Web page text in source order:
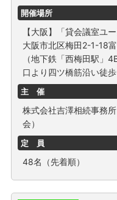
開催場所
【大阪】「貸会議室ユ
大阪市北区梅田2-1-18
（地下鉄「西梅田駅」
口より四ツ橋筋沿い徒歩
主 催
株式会社吉澤相続事務
会）
定 員
48名（先着順）